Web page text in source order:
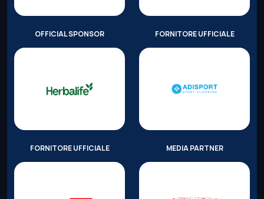
OFFICIAL SPONSOR FORNITORE UFFICIALE
FORNITORE UFFICIALE MEDIA PARTNER